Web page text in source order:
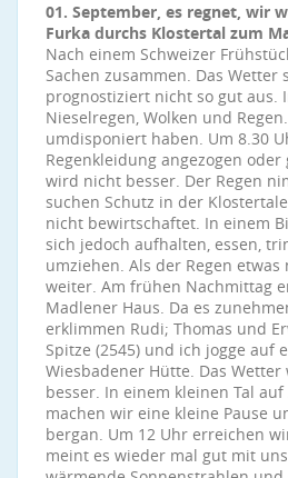
01. September, es regnet, wir
Furka durchs Klostertal zum
Nach einem Schweizer
Sachen zusammen. Das Wetter
prognostiziert nicht so gut aus.
Nieselregen, Wolken und
umdisponiert haben. Um 8.30
Regenkleidung angezogen
wird nicht besser. Der Regen
suchen Schutz in der
nicht bewirtschaftet. In einem
sich jedoch aufhalten, essen,
umziehen. Als der Regen
weiter. Am frühen Nachmittag
Madlener Haus. Da es
erklimmen Rudi; Thomas und
Spitze (2545) und ich jogge auf
Wiesbadener Hütte. Das
besser. In einem kleinen Tal auf
machen wir eine kleine Pause
bergan. Um 12 Uhr erreichen
meint es wieder mal gut mit